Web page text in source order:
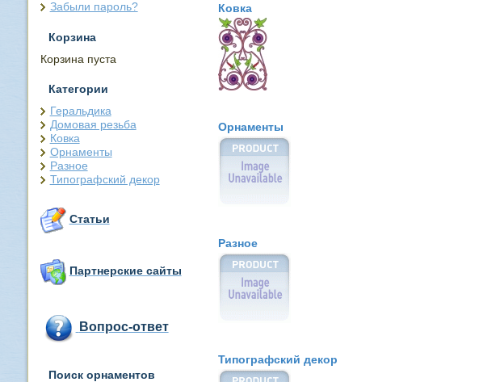
Забыли пароль?
Корзина
Корзина пуста
Категории
Геральдика
Домовая резьба
Ковка
Орнаменты
Разное
Типографский декор
Статьи
Партнерские сайты
Вопрос-ответ
Поиск орнаментов
Ковка
Орнаменты
Разное
Типографский декор